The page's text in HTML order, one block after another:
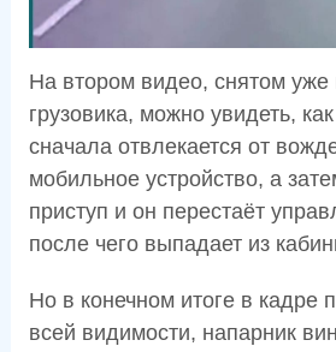
На втором видео, снятом уже
грузовика, можно увидеть,
сначала отвлекается от
мобильное устройство, а
приступ и он перестаёт
после чего выпадает из
Но в конечном итоге в кадре
всей видимости, напарник